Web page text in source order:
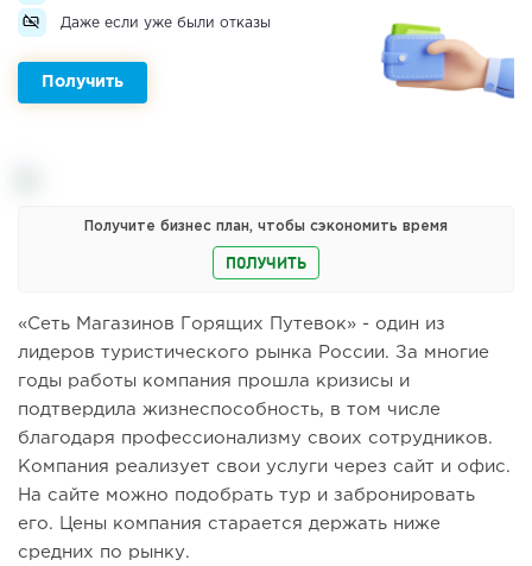
Даже если уже были отказы
Получить
Получите бизнес план, чтобы сэкономить время
ПОЛУЧИТЬ
«Сеть Магазинов Горящих Путевок» - один из
лидеров туристического рынка России. За многие
годы работы компания прошла кризисы и
подтвердила жизнеспособность, в том числе
благодаря профессионализму своих сотрудников.
Компания реализует свои услуги через сайт и офис.
На сайте можно подобрать тур и забронировать
его. Цены компания старается держать ниже
средних по рынку.